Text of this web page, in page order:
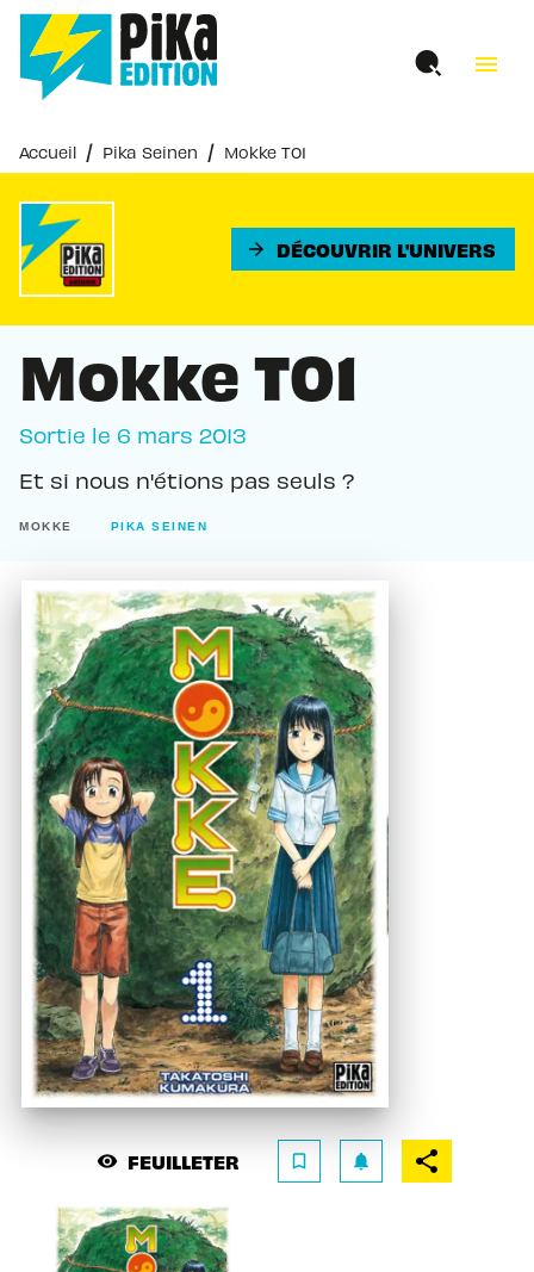
MENU RECHERCHE
PIED DE PAGE
menu
Accueil / Pika Seinen / Mokke T01
arrow_forward DÉCOUVRIR L'UNIVERS
Mokke T01
Sortie le 6 mars 2013
Et si nous n'étions pas seuls ?
MOKKE PIKA SEINEN
visibility FEUILLETER bookmark_border notifications